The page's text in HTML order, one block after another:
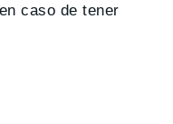
caso de tener